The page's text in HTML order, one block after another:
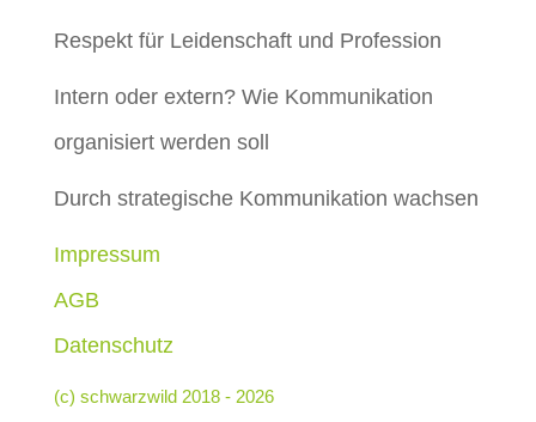
Respekt für Leidenschaft und Profession
Intern oder extern? Wie Kommunikation
organisiert werden soll
Durch strategische Kommunikation wachsen
Impressum
AGB
Datenschutz
(c) schwarzwild 2018 - 2026